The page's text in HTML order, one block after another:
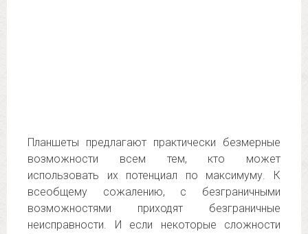
Планшеты предлагают практически безмерные
возможности всем тем, кто может
использовать их потенциал по максимуму. К
всеобщему сожалению, с безграничными
возможностями приходят безграничные
неисправности. И если некоторые сложности